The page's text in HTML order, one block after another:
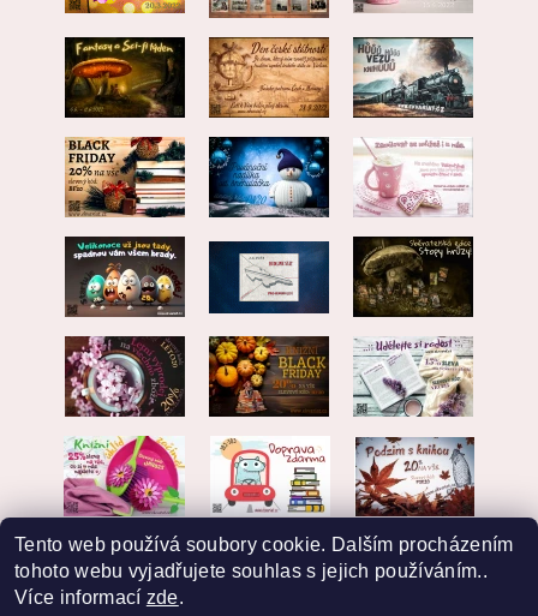
Tento web používá soubory cookie. Dalším procházením
tohoto webu vyjadřujete souhlas s jejich používáním..
Více informací zde.